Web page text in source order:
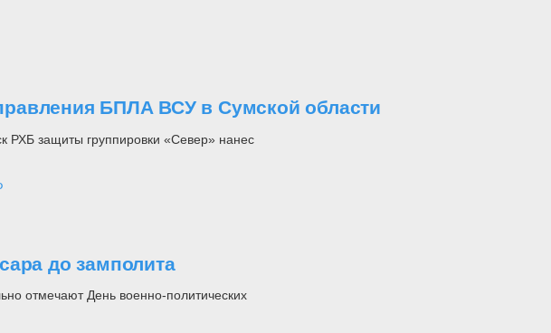
БПЛА ВСУ в Сумской области
РХБ защиты группировки «Север» нанес
до замполита
отмечают День военно-политических